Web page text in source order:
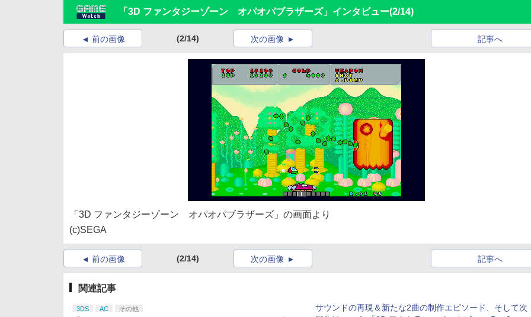
「3D ファンタジーゾーン オパオパブラザーズ」インタビュー(2/14)
前の画像 (2/14) 記事へ
次の画像
「3D ファンタジーゾーン オパオパブラザーズ」の画面より
(c)SEGA
前の画像 (2/14) 記事へ
次の画像
関連記事
3DS AC その他
サウンドの再現＆新たな2曲の制作エピソード、そして次